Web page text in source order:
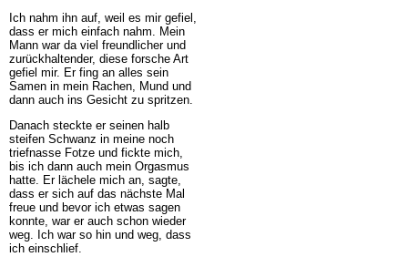
Ich nahm ihn auf, weil es mir gefiel,
dass er mich einfach nahm. Mein
Mann war da viel freundlicher und
zurückhaltender, diese forsche Art
gefiel mir. Er fing an alles sein
Samen in mein Rachen, Mund und
dann auch ins Gesicht zu spritzen.
Danach steckte er seinen halb
steifen Schwanz in meine noch
triefnasse Fotze und fickte mich,
bis ich dann auch mein Orgasmus
hatte. Er lächele mich an, sagte,
dass er sich auf das nächste Mal
freue und bevor ich etwas sagen
konnte, war er auch schon wieder
weg. Ich war so hin und weg, dass
ich einschlief.